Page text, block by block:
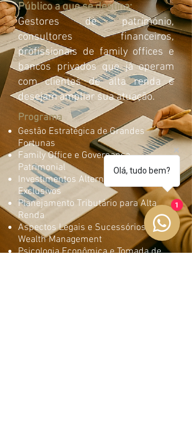
Público a que se destina:
Gestores de património,
consultores financeiros,
profissionais de family offices e
bancos privados que já operam
com clientes de alta renda e
desejam ampliar sua atuação.
Programa
Gestão Estratégica de Grandes
Fortunas
Family Office e Governança
Patrimonial
Investimentos Alternativos e
Exclusivos
Planejamento Tributário para Alta
Renda
Aspectos Legais e Sucessórios em
Wealth Management
Psicologia Econômica e Tomada de
Olá, tudo bem?
1